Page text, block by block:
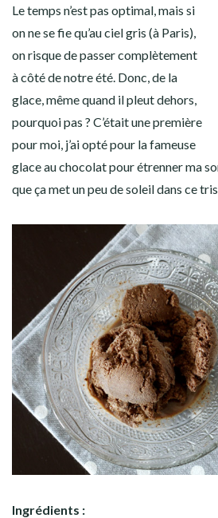
Le temps n’est pas optimal, mais si
on ne se fie qu’au ciel gris (à Paris),
on risque de passer complètement
à côté de notre été. Donc, de la
glace, même quand il pleut dehors,
pourquoi pas ? C’était une première
pour moi, j’ai opté pour la fameuse
glace au chocolat pour étrenner ma
que ça met un peu de soleil dans ce
Ingrédients :
DÉTOURNEMENTS CULINAIRES
Facebook
TwitterInstagram
Pinterest